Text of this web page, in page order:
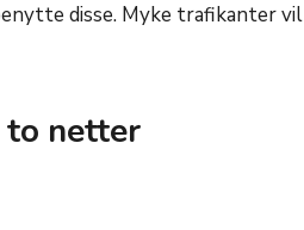
disse. Myke trafikanter vil
to netter